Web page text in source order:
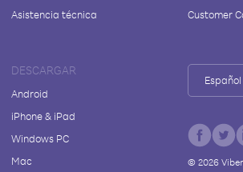
Asistencia técnica
Customer
DESCARGAR
Android
iPhone & iPad
Windows PC
Mac
Español
© 2026